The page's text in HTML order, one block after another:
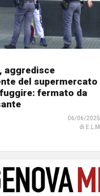
aggredisce
del supermercato
fermato da
06/06/2025
di E.L.M